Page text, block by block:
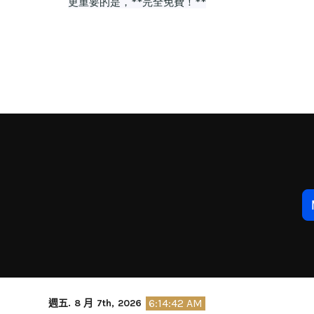
週五. 8 月 7th, 2026 6:14:43 AM